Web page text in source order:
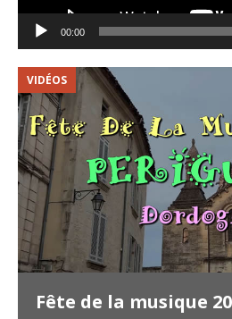
00:00
VIDÉOS
Fête de la musique